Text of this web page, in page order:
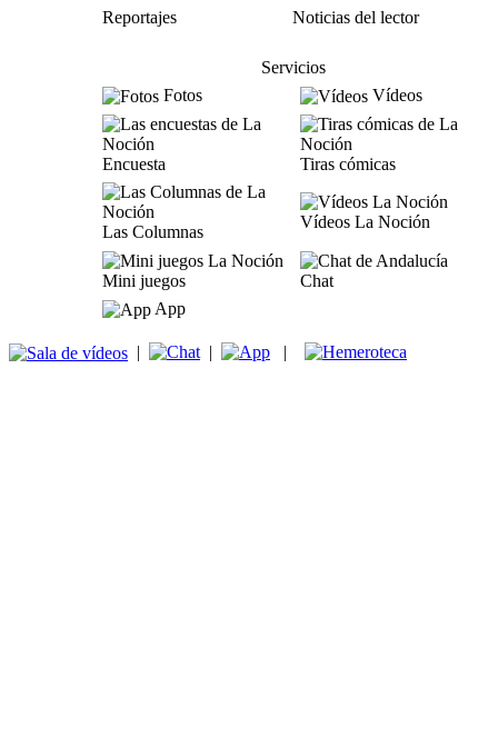
Reportajes
Noticias del lector
Servicios
Fotos
Vídeos
Encuesta Tiras cómicas
Las Columnas
Vídeos La Noción
Mini juegos
Chat
App
| | |